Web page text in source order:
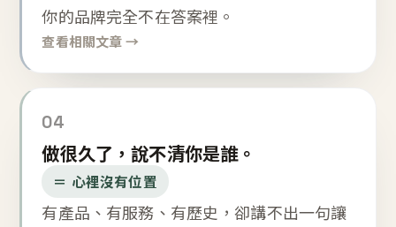
你的品牌完全不在答案裡。
查看相關文章 →
04
做很久了，說不清你是誰。
＝ 心裡沒有位置
有產品、有服務、有歷史，卻講不出一句讓